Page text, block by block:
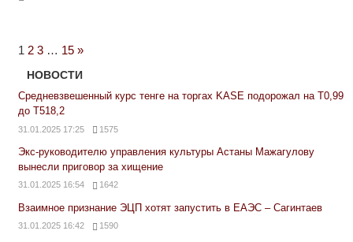
1 2 3 … 15 Next
Posts
»
НОВОСТИ
Средневзвешенный курс тенге на торгах KASE подорожал на Т0,99
до Т518,2
31.01.2025 17:25 1575
Экс-руководителю управления культуры Астаны Мажагулову
вынесли приговор за хищение
31.01.2025 16:54 1642
Взаимное признание ЭЦП хотят запустить в ЕАЭС – Сагинтаев
31.01.2025 16:42 1590